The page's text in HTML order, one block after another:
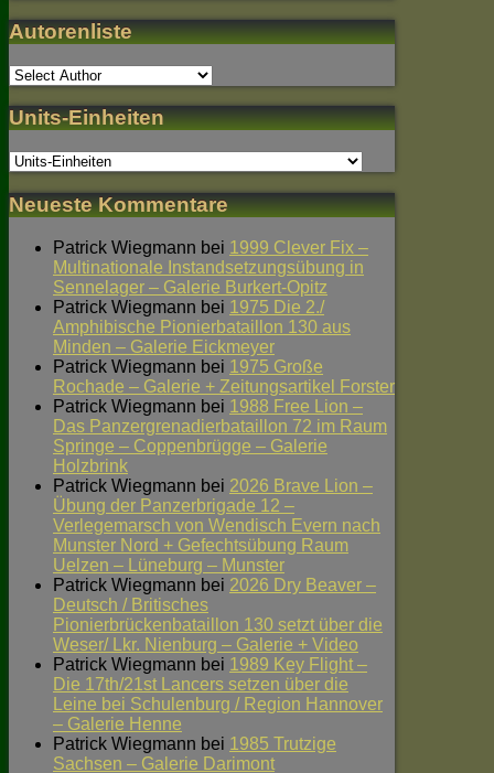
Autorenliste
Units-Einheiten
Neueste Kommentare
Patrick Wiegmann bei 1999 Clever Fix –
Multinationale Instandsetzungsübung in
Sennelager – Galerie Burkert-Opitz
Patrick Wiegmann bei 1975 Die 2./
Amphibische Pionierbataillon 130 aus
Minden – Galerie Eickmeyer
Patrick Wiegmann bei 1975 Große
Rochade – Galerie + Zeitungsartikel Forster
Patrick Wiegmann bei 1988 Free Lion –
Das Panzergrenadierbataillon 72 im Raum
Springe – Coppenbrügge – Galerie
Holzbrink
Patrick Wiegmann bei 2026 Brave Lion –
Übung der Panzerbrigade 12 –
Verlegemarsch von Wendisch Evern nach
Munster Nord + Gefechtsübung Raum
Uelzen – Lüneburg – Munster
Patrick Wiegmann bei 2026 Dry Beaver –
Deutsch / Britisches
Pionierbrückenbataillon 130 setzt über die
Weser/ Lkr. Nienburg – Galerie + Video
Patrick Wiegmann bei 1989 Key Flight –
Die 17th/21st Lancers setzen über die
Leine bei Schulenburg / Region Hannover
– Galerie Henne
Patrick Wiegmann bei 1985 Trutzige
Sachsen – Galerie Darimont